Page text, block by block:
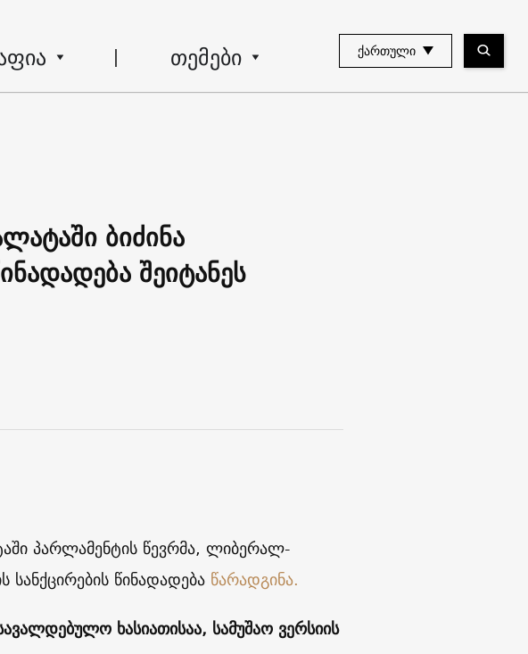
თემები ᲥᲐᲠᲗᲣᲚᲘ
ბიძინა
შეიტანეს
პარლამენტის წევრმა, ლიბერალ-
სანქცირების წინადადება წარადგინა.
ხასიათისაა, სამუშაო ვერსიის